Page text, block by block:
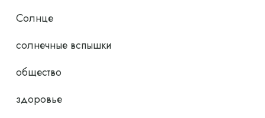
Солнце
солнечные вспышки
общество
здоровье